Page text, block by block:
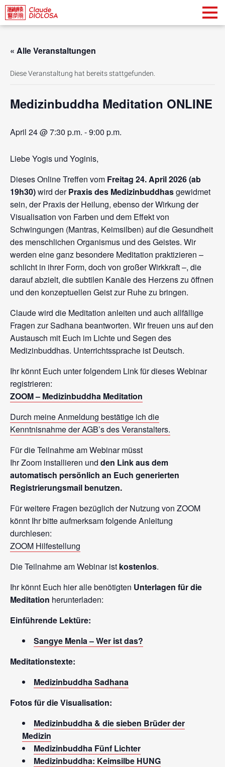
« Alle Veranstaltungen
Diese Veranstaltung hat bereits stattgefunden.
Medizinbuddha Meditation ONLINE
April 24 @ 7:30 p.m. -9:00 p.m.
Liebe Yogis und Yoginis,
Dieses Online Treffen vom Freitag 24. April 2026 (ab
19h30)wird derPraxis des Medizinbuddhasgewidmet
sein, der Praxis der Heilung, ebenso der Wirkung der
Visualisation von Farben und dem Effekt von
Schwingungen (Mantras, Keimsilben) auf die Gesundheit
des menschlichen Organismus und des Geistes. Wir
werden eine ganz besondere Meditation praktizieren –
schlicht in ihrer Form, doch von großer Wirkkraft –, die
darauf abzielt, die subtilen Kanäle des Herzens zu öffnen
und den konzeptuellen Geist zur Ruhe zu bringen.
Claude wird die Meditation anleiten und auch allfällige
Fragen zur Sadhana beantworten. Wir freuen uns auf den
Austausch mit Euch im Lichte und Segen des
Medizinbuddhas. Unterrichtssprache ist Deutsch.
Ihr könnt Euch unter folgendem Link für dieses Webinar
registrieren:
ZOOM – Medizinbuddha Meditation
Durch meine Anmeldung bestätige ich die
Kenntnisnahme der AGB’s des Veranstalters.
Für die Teilnahme am Webinar müsst
Ihr Zoom installieren und den Link aus dem
automatisch persönlich an Euch generierten
Registrierungsmail benutzen.
Für weitere Fragen bezüglich der Nutzung von ZOOM
könnt Ihr bitte aufmerksam folgende Anleitung
durchlesen:
ZOOM Hilfestellung
Die Teilnahme am Webinar ist kostenlos.
Ihr könnt Euch hier alle benötigten Unterlagen für die
Meditation herunterladen:
Einführende Lektüre:
Sangye Menla – Wer ist das?
Meditationstexte:
Medizinbuddha Sadhana
Fotos für die Visualisation:
Medizinbuddha & die sieben Brüder der
Medizin
Medizinbuddha Fünf Lichter
Medizinbuddha: Keimsilbe HUNG